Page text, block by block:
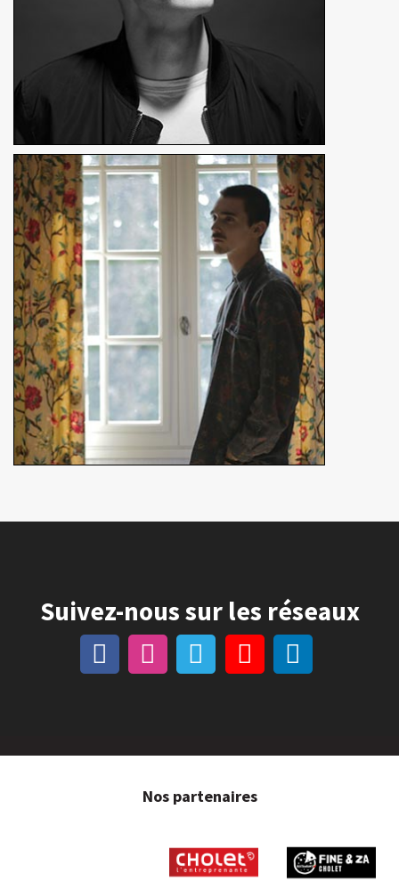
Maxime Mineau
Excusé
Réalisateur
Suivez-nous sur les réseaux
Nos partenaires